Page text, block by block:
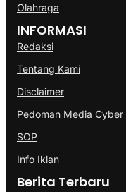
Olahraga
INFORMASI
Redaksi
Tentang Kami
Disclaimer
Pedoman Media Cyber
SOP
Info Iklan
Berita Terbaru